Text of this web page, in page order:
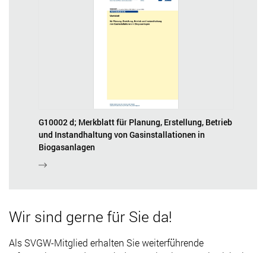
G10002 d; Merkblatt für Planung, Erstellung, Betrieb
und Instandhaltung von Gasinstallationen in
Biogasanlagen
Wir sind gerne für Sie da!
Als SVGW-Mitglied erhalten Sie weiterführende